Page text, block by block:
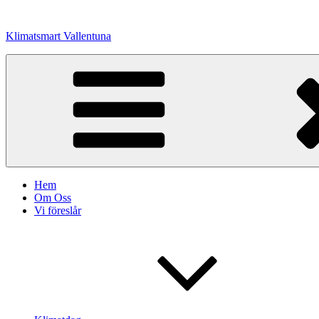
innehåll
Klimatsmart Vallentuna
Hem
Om Oss
Vi föreslår